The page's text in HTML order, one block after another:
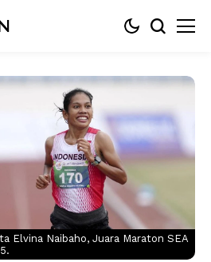
Elvina Naibaho, Juara Maraton SEA